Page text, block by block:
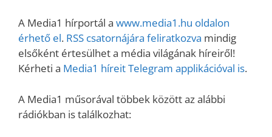
A Media1 hírportál a www.media1.hu oldalon
érhető el. RSS csatornájára feliratkozva mindig
elsőként értesülhet a média világának híreiről!
Kérheti a Media1 híreit Telegram applikációval is.
A Media1 műsorával többek között az alábbi
rádiókban is találkozhat: